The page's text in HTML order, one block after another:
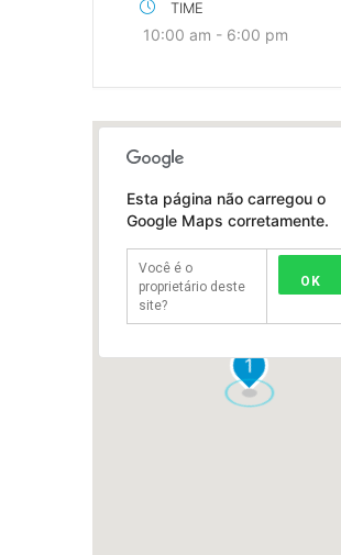
TIME
10:00 am - 6:00 pm
1
Esta página não carregou o
Google Maps corretamente.
Você é o
proprietário deste
site?
OK